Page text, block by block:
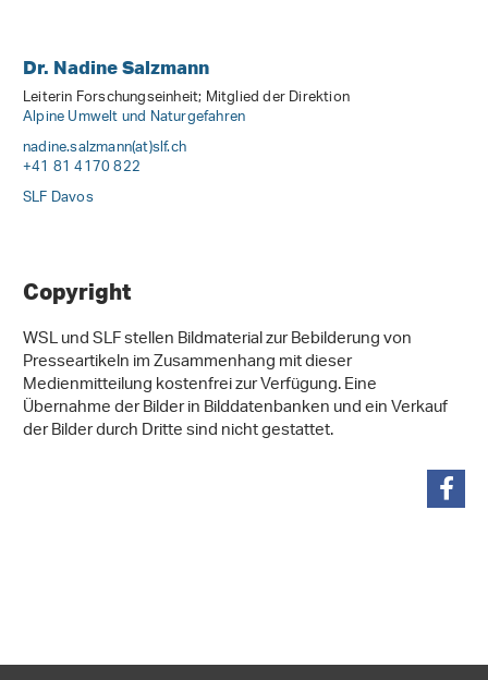
Dr. Nadine Salzmann
Leiterin Forschungseinheit; Mitglied der Direktion
Alpine Umwelt und Naturgefahren
nadine.salzmann(at)slf.ch
+41 81 4170 822
SLF Davos
Copyright
WSL und SLF stellen Bildmaterial zur Bebilderung von
Presseartikeln im Zusammenhang mit dieser
Medienmitteilung kostenfrei zur Verfügung. Eine
Übernahme der Bilder in Bilddatenbanken und ein Verkauf
der Bilder durch Dritte sind nicht gestattet.